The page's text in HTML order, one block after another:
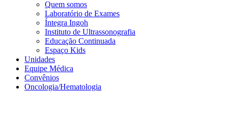
Quem somos
Laboratório de Exames
Íntegra Ingoh
Instituto de Ultrassonografia
Educação Continuada
Espaço Kids
Unidades
Equipe Médica
Convênios
Oncologia/Hematologia